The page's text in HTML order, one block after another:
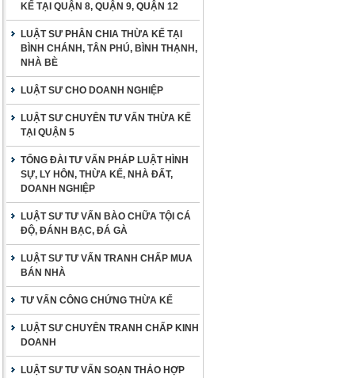
KẾ TẠI QUẬN 8, QUẬN 9, QUẬN 12
LUẬT SƯ PHÂN CHIA THỪA KẾ TẠI
BÌNH CHÁNH, TÂN PHÚ, BÌNH THẠNH,
NHÀ BÈ
LUẬT SƯ CHO DOANH NGHIỆP
LUẬT SƯ CHUYÊN TƯ VẤN THỪA KẾ
TẠI QUẬN 5
TỔNG ĐÀI TƯ VẤN PHÁP LUẬT HÌNH
SỰ, LY HÔN, THỪA KẾ, NHÀ ĐẤT,
DOANH NGHIỆP
LUẬT SƯ TƯ VẤN BÀO CHỮA TỘI CÁ
ĐỘ, ĐÁNH BẠC, ĐÁ GÀ
LUẬT SƯ TƯ VẤN TRANH CHẤP MUA
BÁN NHÀ
TƯ VẤN CÔNG CHỨNG THỪA KẾ
LUẬT SƯ CHUYÊN TRANH CHẤP KINH
DOANH
LUẬT SƯ TƯ VẤN SOẠN THẢO HỢP